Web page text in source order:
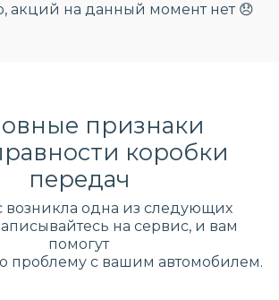
акций на данный момент нет 😞
признаки
коробки
передач
возникла одна из следующих
на сервис, и вам
помогут
проблему с вашим автомобилем.